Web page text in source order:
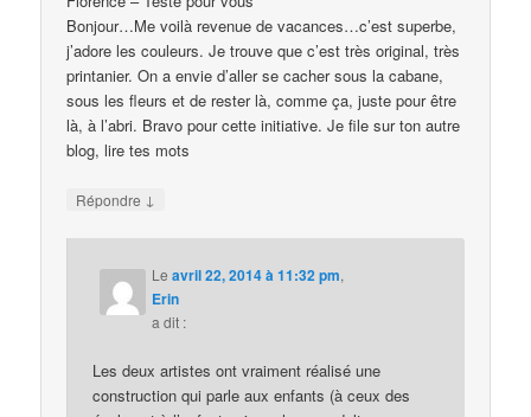
Bonjour…Me voilà revenue de vacances…c’est superbe,
j’adore les couleurs. Je trouve que c’est très original, très
printanier. On a envie d’aller se cacher sous la cabane,
sous les fleurs et de rester là, comme ça, juste pour être
là, à l’abri. Bravo pour cette initiative. Je file sur ton autre
blog, lire tes mots
Répondre ↓
Leavril 22, 2014 à 11:32 pm,
Erin
a dit :
Les deux artistes ont vraiment réalisé une
construction qui parle aux enfants (à ceux des